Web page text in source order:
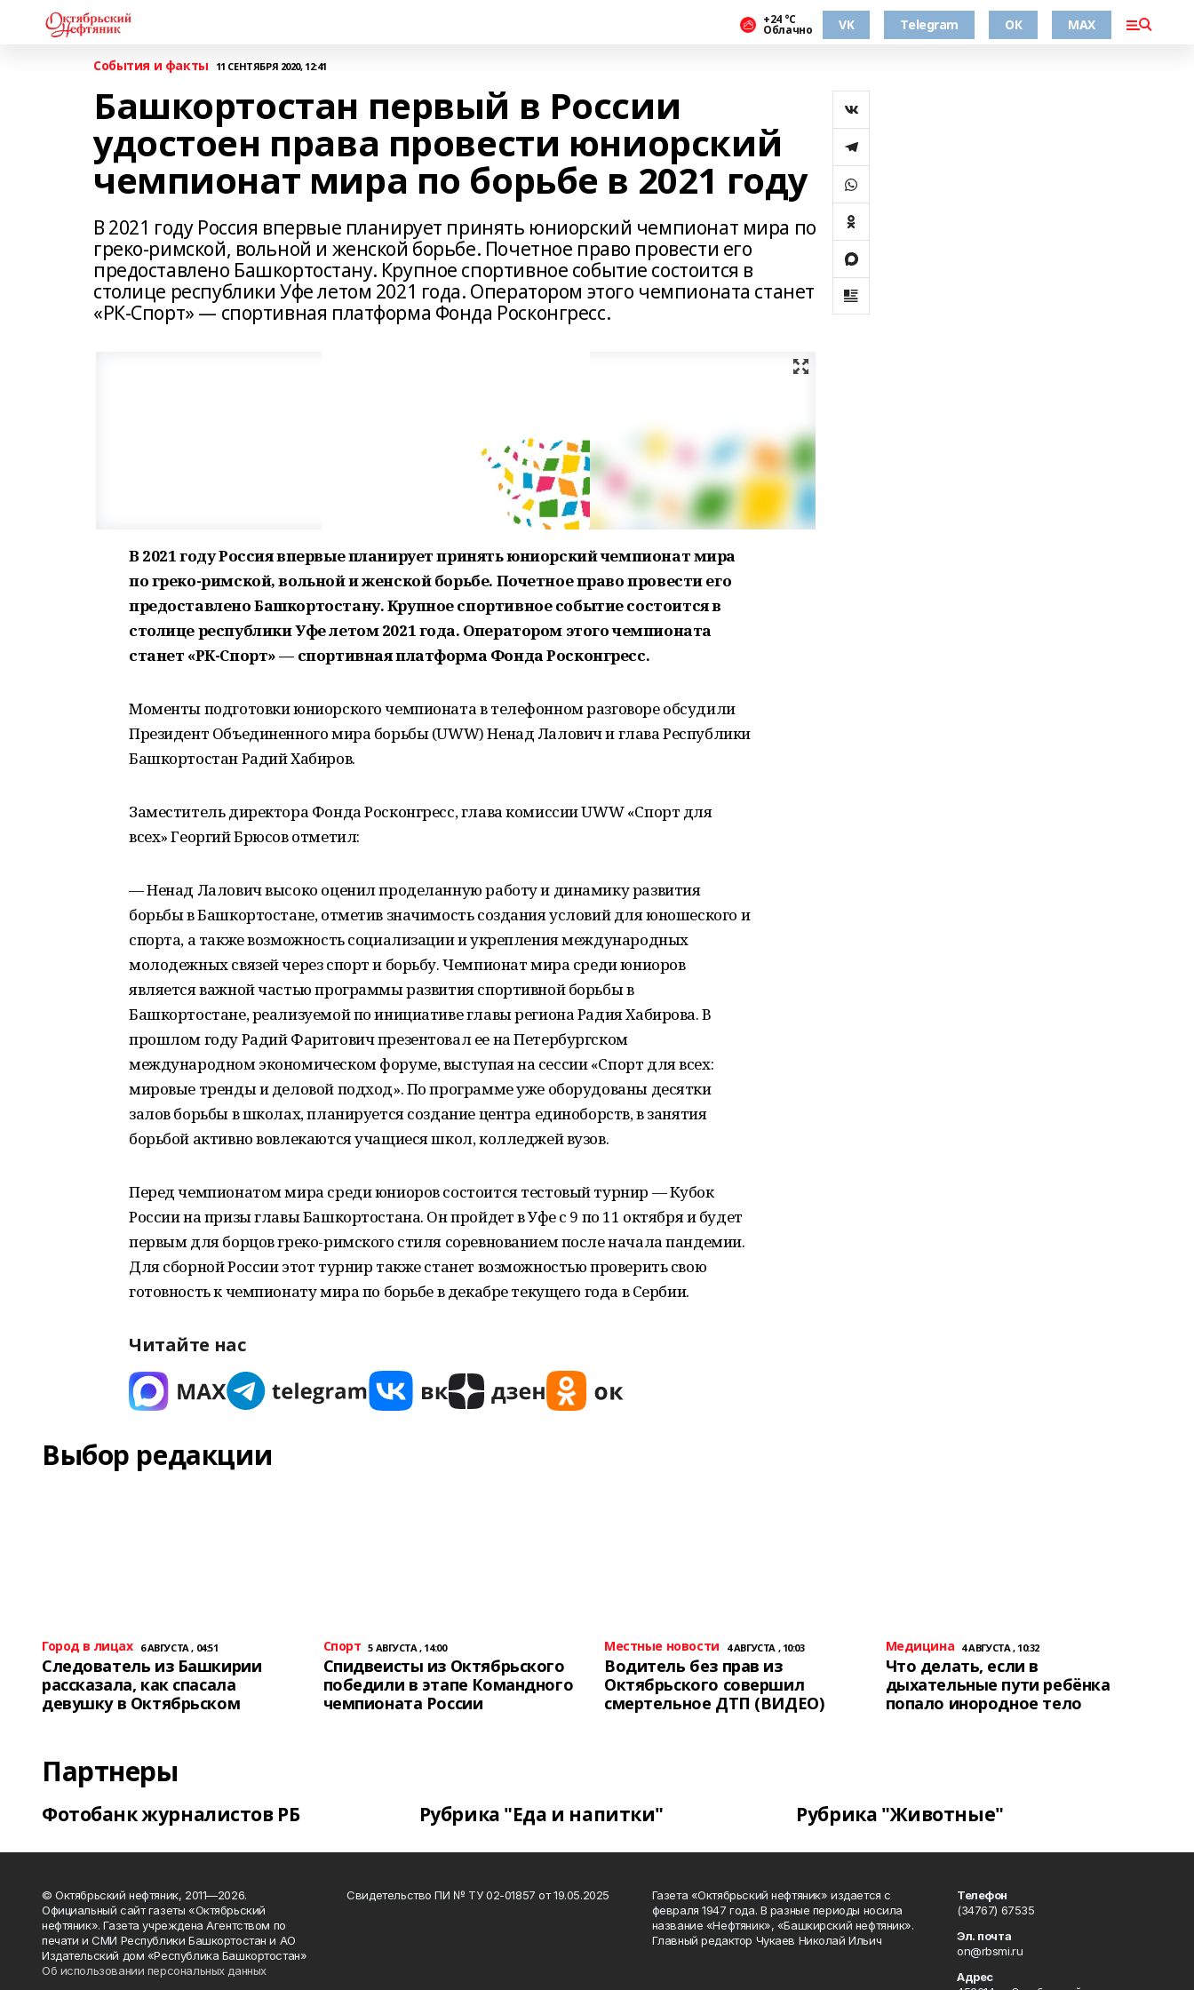
+24 °С
Облачно VK Telegram ОК MAX
События и факты 11 СЕНТЯБРЯ 2020, 12:41
Башкортостан первый в России
удостоен права провести юниорский
чемпионат мира по борьбе в 2021 году
В 2021 году Россия впервые планирует принять юниорский чемпионат мира по
греко-римской, вольной и женской борьбе. Почетное право провести его
предоставлено Башкортостану. Крупное спортивное событие состоится в
столице республики Уфе летом 2021 года. Оператором этого чемпионата станет
«РК-Спорт» — спортивная платформа Фонда Росконгресс.
В 2021 году Россия впервые планирует принять юниорский чемпионат мира
по греко-римской, вольной и женской борьбе. Почетное право провести его
предоставлено Башкортостану. Крупное спортивное событие состоится в
столице республики Уфе летом 2021 года. Оператором этого чемпионата
станет «РК-Спорт» — спортивная платформа Фонда Росконгресс.
Моменты подготовки юниорского чемпионата в телефонном разговоре обсудили
Президент Объединенного мира борьбы (UWW) Ненад Лалович и глава Республики
Башкортостан Радий Хабиров.
Заместитель директора Фонда Росконгресс, глава комиссии UWW «Спорт для
всех» Георгий Брюсов отметил:
— Ненад Лалович высоко оценил проделанную работу и динамику развития
борьбы в Башкортостане, отметив значимость создания условий для юношеского и
спорта, а также возможность социализации и укрепления международных
молодежных связей через спорт и борьбу. Чемпионат мира среди юниоров
является важной частью программы развития спортивной борьбы в
Башкортостане, реализуемой по инициативе главы региона Радия Хабирова. В
прошлом году Радий Фаритович презентовал ее на Петербургском
международном экономическом форуме, выступая на сессии «Спорт для всех:
мировые тренды и деловой подход». По программе уже оборудованы десятки
залов борьбы в школах, планируется создание центра единоборств, в занятия
борьбой активно вовлекаются учащиеся школ, колледжей вузов.
Перед чемпионатом мира среди юниоров состоится тестовый турнир — Кубок
России на призы главы Башкортостана. Он пройдет в Уфе с 9 по 11 октября и будет
первым для борцов греко-римского стиля соревнованием после начала пандемии.
Для сборной России этот турнир также станет возможностью проверить свою
готовность к чемпионату мира по борьбе в декабре текущего года в Сербии.
Читайте нас
Выбор редакции
Город в лицах 6 АВГУСТА , 04:51
Следователь из Башкирии
рассказала, как спасала
девушку в Октябрьском
Спорт 5 АВГУСТА , 14:00
Спидвеисты из Октябрьского
победили в этапе Командного
чемпионата России
Местные новости 4 АВГУСТА , 10:03
Водитель без прав из
Октябрьского совершил
смертельное ДТП (ВИДЕО)
Медицина 4 АВГУСТА , 10:32
Что делать, если в
дыхательные пути ребёнка
попало инородное тело
Партнеры
Фотобанк журналистов РБ Рубрика "Еда и напитки" Рубрика "Животные"
© Октябрьский нефтяник, 2011—2026.
Официальный сайт газеты «Октябрьский
нефтяник». Газета учреждена Агентством по
печати и СМИ Республики Башкортостан и АО
Издательский дом «Республика Башкортостан»
Об использовании персональных данных
Свидетельство ПИ № ТУ 02-01857 от 19.05.2025
Газета «Октябрьский нефтяник» издается с
февраля 1947 года. В разные периоды носила
название «Нефтяник», «Башкирский нефтяник».
Главный редактор Чукаев Николай Ильич
Телефон
(34767) 67535
Эл. почта
on@rbsmi.ru
Адрес